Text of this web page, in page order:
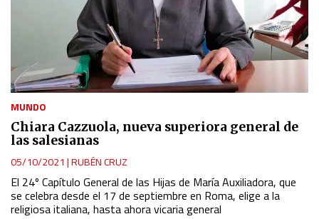
MUNDO
Chiara Cazzuola, nueva superiora general de
las salesianas
05/10/2021 |RUBÉN CRUZ
El 24º Capítulo General de las Hijas de María Auxiliadora, que
se celebra desde el 17 de septiembre en Roma, elige a la
religiosa italiana, hasta ahora vicaria general